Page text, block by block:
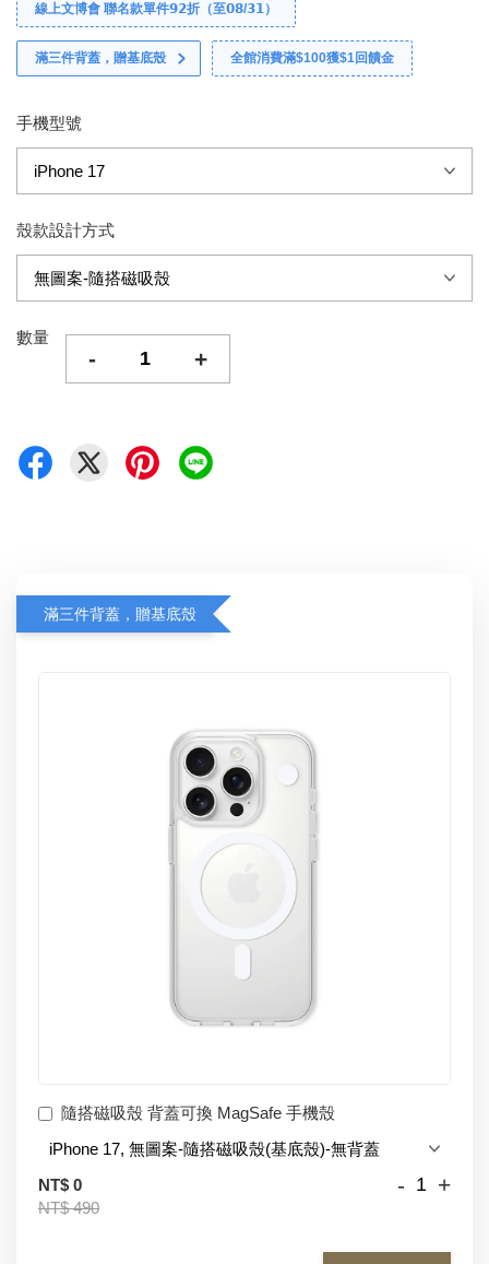
線上文博會 聯名款單件𝟵𝟮折（至𝟬𝟴/𝟯𝟭）
滿三件背蓋，贈基底殼 全館消費滿$100獲$1回饋金
手機型號
殼款設計方式
數量
- +
滿三件背蓋，贈基底殼
隨搭磁吸殼 背蓋可換 MagSafe 手機殼
NT$ 0
NT$ 490
- +